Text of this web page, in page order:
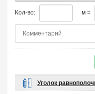
Кол-во: м =
Уголок